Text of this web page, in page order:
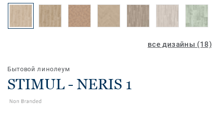
все дизайны (18)
Бытовой линолеум
STIMUL - NERIS 1